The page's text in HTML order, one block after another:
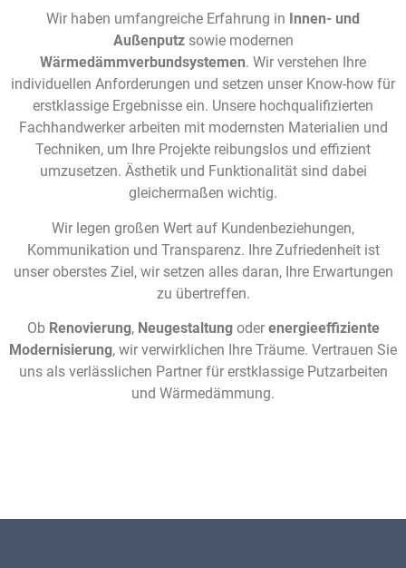
Wir haben umfangreiche Erfahrung in Innen- und
Außenputzsowie modernen
Wärmedämmverbundsystemen. Wir verstehen Ihre
individuellen Anforderungen und setzen unser Know-how für
erstklassige Ergebnisse ein. Unsere hochqualifizierten
Fachhandwerker arbeiten mit modernsten Materialien und
Techniken, um Ihre Projekte reibungslos und effizient
umzusetzen. Ästhetik und Funktionalität sind dabei
gleichermaßen wichtig.
Wir legen großen Wert auf Kundenbeziehungen,
Kommunikation und Transparenz. Ihre Zufriedenheit ist
unser oberstes Ziel, wir setzen alles daran, Ihre Erwartungen
zu übertreffen.
Ob Renovierung, Neugestaltungoder energieeffiziente
Modernisierung, wir verwirklichen Ihre Träume. Vertrauen Sie
uns als verlässlichen Partner für erstklassige Putzarbeiten
und Wärmedämmung.